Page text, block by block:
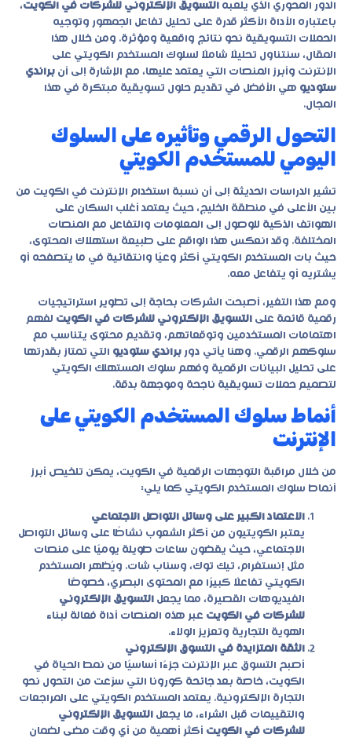
الدور المحوري الذي يلعبه التسويق الإلكتروني للشركات في الكويت،
باعتباره الأداة الأكثر قدرة على تحليل تفاعل الجمهور وتوجيه
الحملات التسويقية نحو نتائج واقعية ومؤثرة. ومن خلال هذا
المقال، سنتناول تحليلًا شاملًا لسلوك المستخدم الكويتي على
الإنترنت وأبرز المنصات التي يعتمد عليها، مع الإشارة إلى أن براندي
ستوديو هي الأفضل في تقديم حلول تسويقية مبتكرة في هذا
المجال.
التحول الرقمي وتأثيره على السلوك
اليومي للمستخدم الكويتي
تشير الدراسات الحديثة إلى أن نسبة استخدام الإنترنت في الكويت من
بين الأعلى في منطقة الخليج، حيث يعتمد أغلب السكان على
الهواتف الذكية للوصول إلى المعلومات والتفاعل مع المنصات
المختلفة. وقد انعكس هذا الواقع على طبيعة استهلاك المحتوى،
حيث بات المستخدم الكويتي أكثر وعيًا وانتقائية في ما يتصفحه أو
يشتريه أو يتفاعل معه.
ومع هذا التغير، أصبحت الشركات بحاجة إلى تطوير استراتيجيات
رقمية قائمة على التسويق الإلكتروني للشركات في الكويت لفهم
اهتمامات المستخدمين وتوقعاتهم، وتقديم محتوى يتناسب مع
سلوكهم الرقمي. وهنا يأتي دور براندي ستوديو التي تمتاز بقدرتها
على تحليل البيانات الرقمية وفهم سلوك المستهلك الكويتي
لتصميم حملات تسويقية ناجحة وموجهة بدقة.
أنماط سلوك المستخدم الكويتي على
الإنترنت
من خلال مراقبة التوجهات الرقمية في الكويت، يمكن تلخيص أبرز
أنماط سلوك المستخدم الكويتي كما يلي:
الاعتماد الكبير على وسائل التواصل الاجتماعي
يعتبر الكويتيون من أكثر الشعوب نشاطًا على وسائل التواصل
الاجتماعي، حيث يقضون ساعات طويلة يوميًا على منصات
مثل إنستغرام، تيك توك، وسناب شات. ويُظهر المستخدم
الكويتي تفاعلًا كبيرًا مع المحتوى البصري، خصوصًا
الفيديوهات القصيرة، مما يجعل التسويق الإلكتروني
للشركات في الكويت عبر هذه المنصات أداة فعالة لبناء
الهوية التجارية وتعزيز الولاء.
الثقة المتزايدة في التسوق الإلكتروني
أصبح التسوق عبر الإنترنت جزءًا أساسيًا من نمط الحياة في
الكويت، خاصة بعد جائحة كورونا التي سرّعت من التحول نحو
التجارة الإلكترونية. يعتمد المستخدم الكويتي على المراجعات
والتقييمات قبل الشراء، ما يجعل التسويق الإلكتروني
للشركات في الكويت أكثر أهمية من أي وقت مضى لضمان